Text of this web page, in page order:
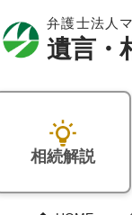
相続解説